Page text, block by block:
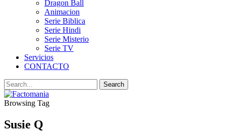
Dragon Ball
Animacion
Serie Biblica
Serie Hindi
Serie Misterio
Serie TV
Servicios
CONTACTO
Browsing Tag
Susie Q